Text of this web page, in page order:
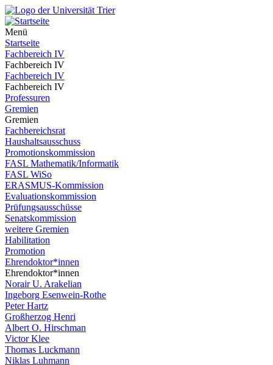
Menü
Startseite
Fachbereich IV
Fachbereich IV
Fachbereich IV
Fachbereich IV
Professuren
Gremien
Gremien
Fachbereichsrat
Haushaltsausschuss
Promotionskommission
FASL Mathematik/Informatik
FASL WiSo
ERASMUS-Kommission
Evaluationskommission
Prüfungsausschüsse
Senatskommission
weitere Gremien
Habilitation
Promotion
Ehrendoktor*innen
Ehrendoktor*innen
Norair U. Arakelian
Ingeborg Esenwein-Rothe
Peter Hartz
Großherzog Henri
Albert O. Hirschman
Victor Klee
Thomas Luckmann
Niklas Luhmann